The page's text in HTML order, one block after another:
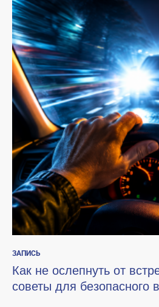
ЗАПИСЬ
Как не ослепнуть от
советы для безопасного